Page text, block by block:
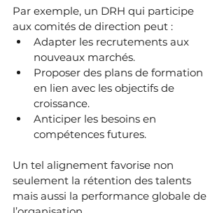
Par exemple, un DRH qui participe
aux comités de direction peut :
Adapter les recrutements aux
nouveaux marchés.
Proposer des plans de formation
en lien avec les objectifs de
croissance.
Anticiper les besoins en
compétences futures.
Un tel alignement favorise non
seulement la rétention des talents
mais aussi la performance globale de